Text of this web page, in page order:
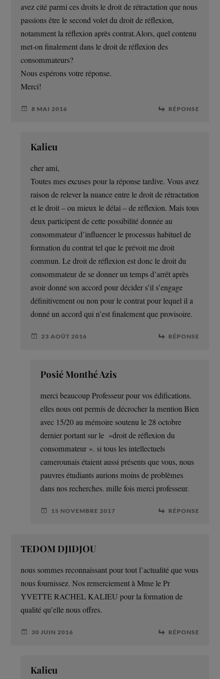
avez cité parmi ces droits le droit de rétractation que nous
passions être le second volet du droit de réflexion,
notamment la réflexion après contrat.Alors, quel contenu
met-on finalement dans le droit de réflexion des
consommateurs?
Nous espérons votre réponse.
Merci!
8 MAI 2016 RÉPONSE
Kalieu
cher ami,
Toutes mes excuses pour la réponse tardive. Vous avez
raison de relever la nuance entre le droit de rétractation
et le droit – ou mieux le délai – de réflexion. Mais tous
deux participent de cette possibilité donnée au
consommateur d’influencer le processus habituel de
formation du contrat tel que le prévoit me droit
commun. Le droit de réflexion est donc le droit du
consommateur de se donner un temps d’arrêt après
avoir donné son accord pour décider s’il s’engage
définitivement ou non pour le contrat pour lequel il a
donné un accord qui n’est finalement que provisoire.
23 AOÛT 2016 RÉPONSE
Posié Monthé Azis
merci beaucoup Professeur pour vos édifications.
elles nous ont permis de décrocher la mention Bien
avec 15/20 au mémoire soutenu le 28 octobre
dernier portant sur le »droit de réflexion du
consommateur ». si tous les intellectuels
camerounais étaient aussi présents que vous, nous
pauvres étudiants aurions moins de problèmes
dans nos recherches. mille fois merci professeur.
15 NOVEMBRE 2017 RÉPONSE
TEDOM DJIDJOU
nous sommes reconnaissant pour tout l’actualité que vous
nous fournissez. Nos remerciement à Mme le Pr
YVETTE RACHEL KALIEU pour la formation de
qualité qu’elle nous offres.
30 JUIN 2016 RÉPONSE
Kalieu